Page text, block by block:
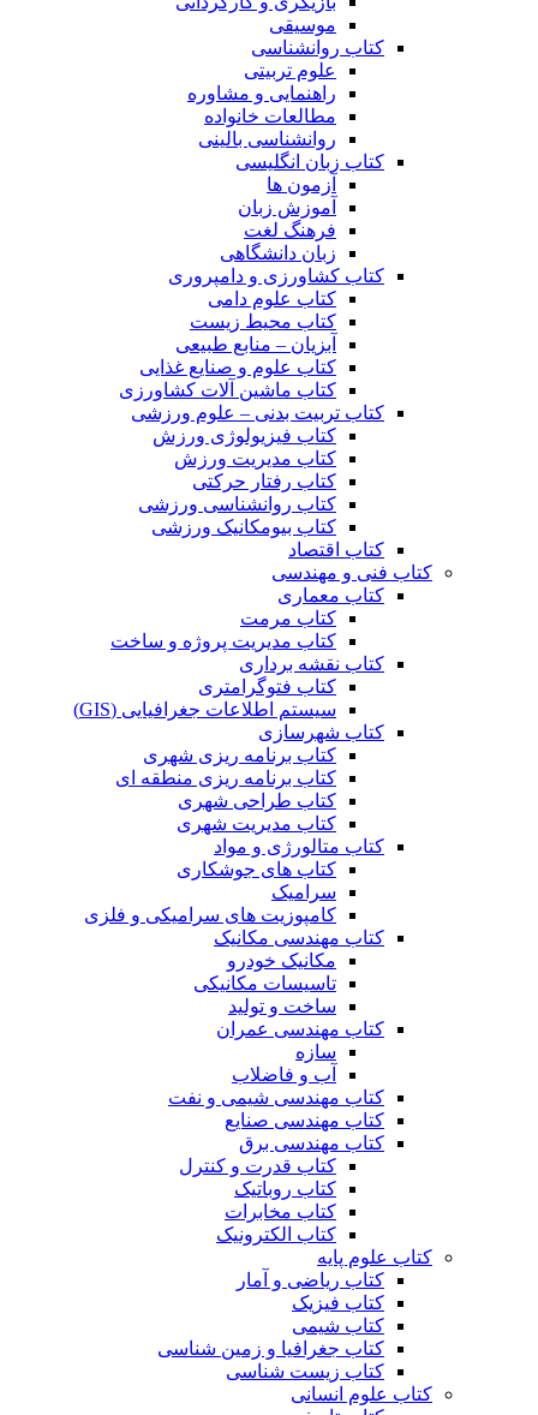
موسیقی
کتاب روانشناسی
علوم تربیتی
راهنمایی و مشاوره
مطالعات خانواده
روانشناسی بالینی
کتاب زبان انگلیسی
آزمون ها
آموزش زبان
فرهنگ لغت
زبان دانشگاهی
کتاب کشاورزی و دامپروری
کتاب علوم دامی
کتاب محیط زیست
آبزیان – منابع طبیعی
کتاب علوم و صنایع غذایی
کتاب ماشین آلات کشاورزی
کتاب تربیت بدنی – علوم ورزشی
کتاب فیزیولوژی ورزش
کتاب مدیریت ورزش
کتاب رفتار حرکتی
کتاب روانشناسی ورزشی
کتاب بیومکانیک ورزشی
کتاب اقتصاد
کتاب فنی و مهندسی
کتاب معماری
کتاب مرمت
کتاب مدیریت پروژه و ساخت
کتاب نقشه برداری
کتاب فتوگرامتری
سیستم اطلاعات جغرافیایی (GIS)
کتاب شهرسازی
کتاب برنامه ریزی شهری
کتاب برنامه ریزی منطقه ای
کتاب طراحی شهری
کتاب مدیریت شهری
کتاب متالورژی و مواد
کتاب های جوشکاری
سرامیک
کامپوزیت های سرامیکی و فلزی
کتاب مهندسی مکانیک
مکانیک خودرو
تاسیسات مکانیکی
ساخت و تولید
کتاب مهندسی عمران
سازه
آب و فاضلاب
کتاب مهندسی شیمی و نفت
کتاب مهندسی صنایع
کتاب مهندسی برق
کتاب قدرت و کنترل
کتاب روباتیک
کتاب مخابرات
کتاب الکترونیک
کتاب علوم پایه
کتاب ریاضی و آمار
کتاب فیزیک
کتاب شیمی
کتاب جغرافیا و زمین شناسی
کتاب زیست شناسی
کتاب علوم انسانی